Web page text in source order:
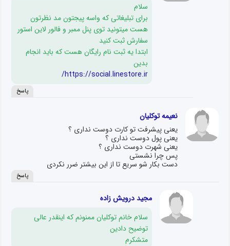
سلام
برای تبلیغاتی که واسه پیجتون مد نظرتون
هست میتونید توی پنل ممبر و فالور لاین استور
سفارش ثبت کنید
ابتدا یه ثبت نام رایگان هست که باید انجام
بدین
https://social.linestore.ir/
پاسخ
نعیمه توکلیان
یعنی پیشرفت تو کارت دوست نداری ؟
یعنی پول دوست نداری ؟
یعنی شهرت دوست نداری ؟
پس چرا نشستی
دست بکار شو سریع تا از این بیشتر ضرر نکردی
پاسخ
مجید درویش زاده
سلام خانم توکلیان ممنونم که اینقدر عالی
توضیح دادین
متشکرم